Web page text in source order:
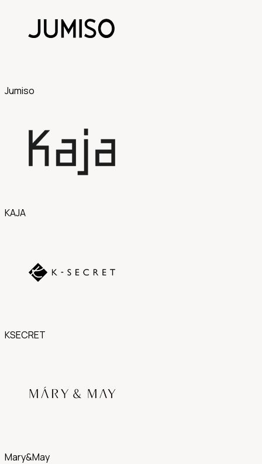
Jumiso
KAJA
KSECRET
Mary&May